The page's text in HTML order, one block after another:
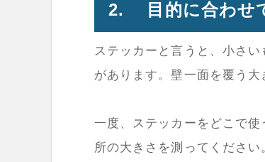
2. 目的に合わせ
ステッカーと言うと、小さ
があります。壁一面を覆う大
一度、ステッカーをどこで
所の大きさを測ってくださ